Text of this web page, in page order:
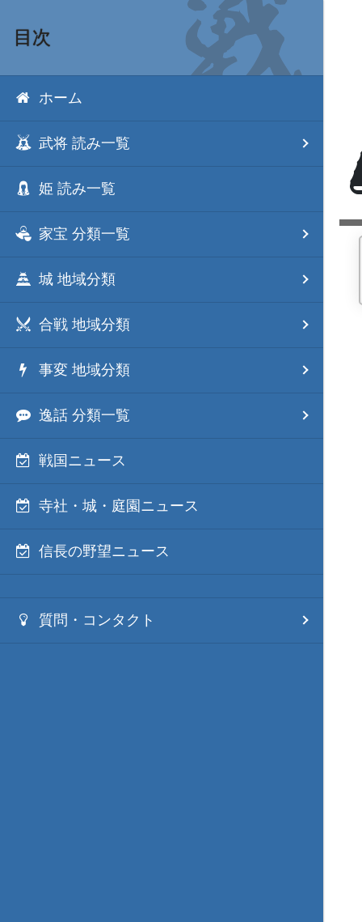
目次
ホーム
武将 読み一覧
姫 読み一覧
家宝 分類一覧
城 地域分類
合戦 地域分類
事変 地域分類
逸話 分類一覧
戦国ニュース
寺社・城・庭園ニュース
信長の野望ニュース
質問・コンタクト